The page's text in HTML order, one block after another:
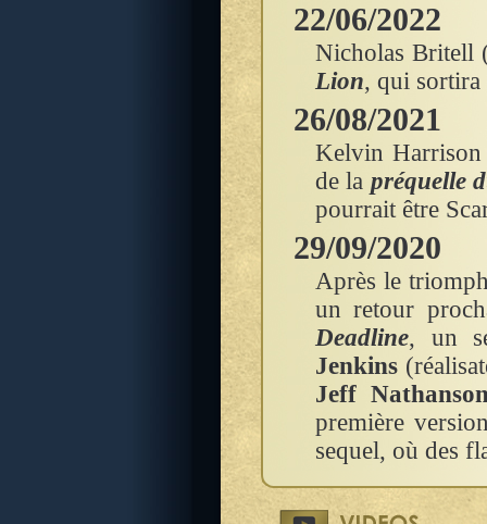
22/06/2022
Nicholas Britell
Lion, qui sortira
26/08/2021
Kelvin
de la préquelle
pourrait être
29/09/2020
Après le
un retour
Deadline, un
Jenkins
Jeff
première
sequel, où des